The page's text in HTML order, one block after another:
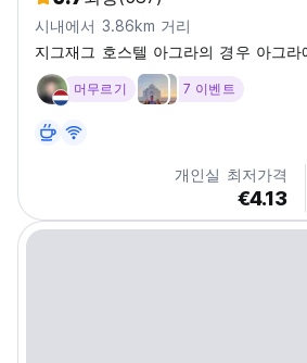
시내에서 3.86km 거리
지그재그 호스텔 아그라의 경우 아그
머무르기 7 이벤트
개인실 최저가격
€4.13